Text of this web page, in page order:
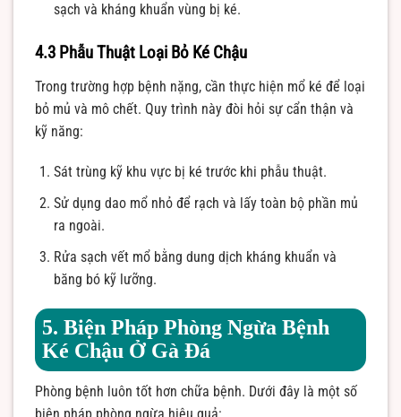
sạch và kháng khuẩn vùng bị ké.
4.3 Phẫu Thuật Loại Bỏ Ké Chậu
Trong trường hợp bệnh nặng, cần thực hiện mổ ké để loại
bỏ mủ và mô chết. Quy trình này đòi hỏi sự cẩn thận và
kỹ năng:
Sát trùng kỹ khu vực bị ké trước khi phẫu thuật.
Sử dụng dao mổ nhỏ để rạch và lấy toàn bộ phần mủ
ra ngoài.
Rửa sạch vết mổ bằng dung dịch kháng khuẩn và
băng bó kỹ lưỡng.
5. Biện Pháp Phòng Ngừa Bệnh
Ké Chậu Ở Gà Đá
Phòng bệnh luôn tốt hơn chữa bệnh. Dưới đây là một số